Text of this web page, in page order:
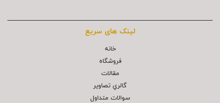
لینک های سریع
خانه
فروشگاه
مقالات
گالري تصاوير
سوالات متداول